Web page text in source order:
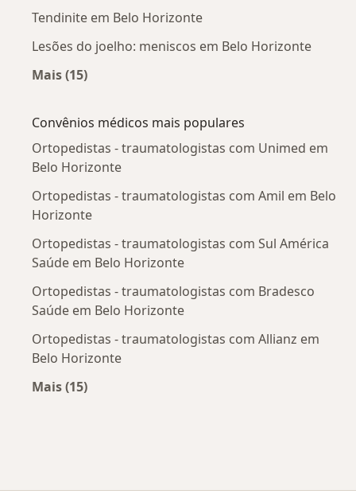
Tendinite em Belo Horizonte
Lesões do joelho: meniscos em Belo Horizonte
Mais (15)
Convênios médicos mais populares
Ortopedistas - traumatologistas com Unimed em
Belo Horizonte
Ortopedistas - traumatologistas com Amil em Belo
Horizonte
Ortopedistas - traumatologistas com Sul América
Saúde em Belo Horizonte
Ortopedistas - traumatologistas com Bradesco
Saúde em Belo Horizonte
Ortopedistas - traumatologistas com Allianz em
Belo Horizonte
Mais (15)